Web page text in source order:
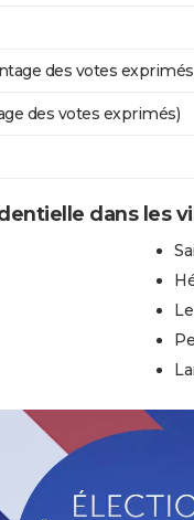
des votes
des votes exprimés)
dans les